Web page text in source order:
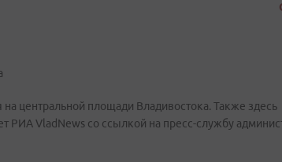
центральной площади Владивостока. Также здесь
РИА VladNews со ссылкой на пресс-службу